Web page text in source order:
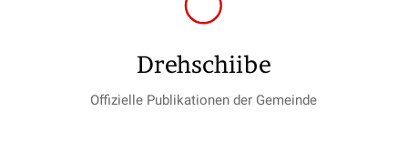
Drehschiibe
Offizielle Publikationen der Gemeinde